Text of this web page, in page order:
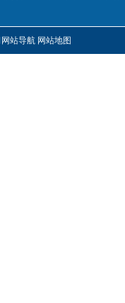
网站导航 网站地图